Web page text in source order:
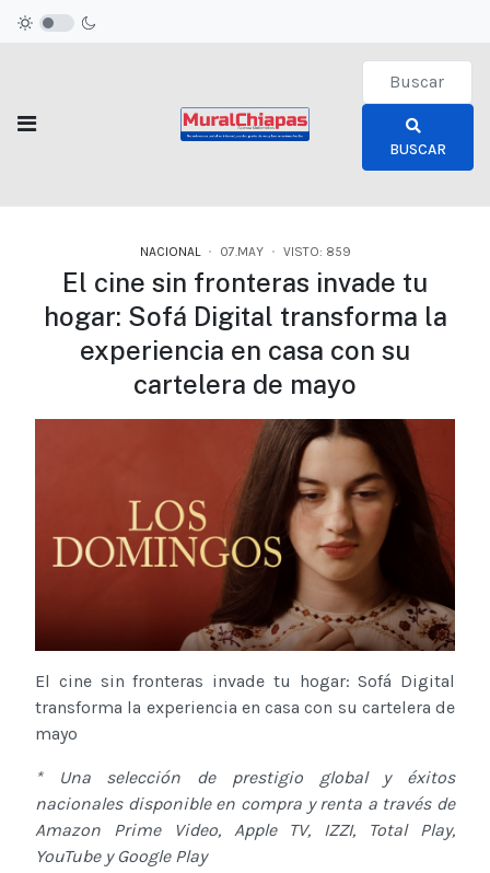
Type 2 or
BUSCAR
NACIONAL 07.MAY VISTO: 859
El cine sin fronteras invade tu
hogar: Sofá Digital transforma la
experiencia en casa con su
cartelera de mayo
El cine sin fronteras invade tu hogar: Sofá Digital
transforma la experiencia en casa con su cartelera de
mayo
* Una selección de prestigio global y éxitos
nacionales disponible en compra y renta a través de
Amazon Prime Video, Apple TV, IZZI, Total Play,
YouTube y Google Play